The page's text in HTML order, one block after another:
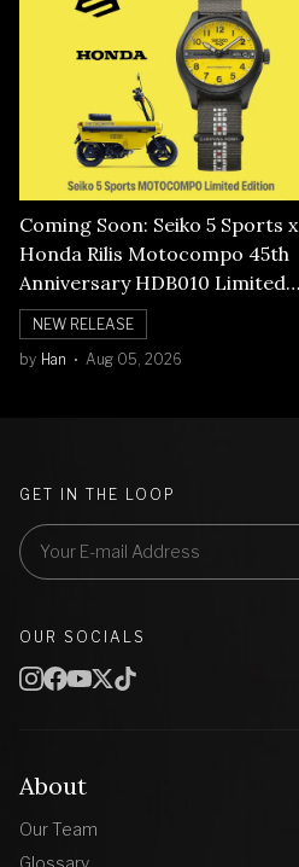
Coming Soon: Seiko 5 Sports x
Honda Rilis Motocompo 45th
Anniversary HDB010 Limited
Edition
NEW RELEASE
by Han Aug 05, 2026
About
Our Team
GET IN THE LOOP
OUR SOCIALS